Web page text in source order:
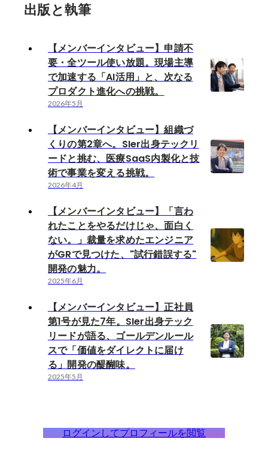
出版と執筆
【メンバーインタビュー】申請不
要・全ツール使い放題。現場主導
で加速する「AI活用」と、次なる
プロダクト進化への挑戦。
2026年5月
【メンバーインタビュー】組織づ
くりの第2章へ。SIer出身テックリ
ードと挑む、医療SaaS内製化と技
術で事業を変える挑戦。
2026年4月
【メンバーインタビュー】「言わ
れたことをやるだけじゃ、面白く
ない。」裁量を求めたエンジニア
がGRで見つけた、"試行錯誤する"
開発の魅力。
2025年6月
【メンバーインタビュー】正社員
第1号が見た7年。SIer出身テック
リードが語る、ゴールデンルール
スで「価値をダイレクトに届け
る」開発の醍醐味。
2025年5月
ログインしてプロフィールを閲覧